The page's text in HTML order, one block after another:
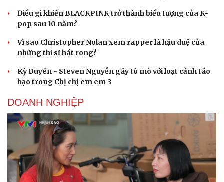
Điều gì khiến BLACKPINK trở thành biểu tượng của K-
pop sau 10 năm?
Vì sao Christopher Nolan xem rapper là hậu duệ của
những thi sĩ hát rong?
Kỳ Duyên - Steven Nguyễn gây tò mò với loạt cảnh táo
bạo trong Chị chị em em 3
DOANH NGHIỆP